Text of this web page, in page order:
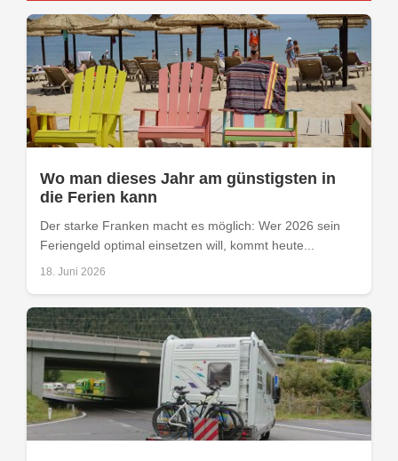
Wo man dieses Jahr am günstigsten in
die Ferien kann
Der starke Franken macht es möglich: Wer 2026 sein
Feriengeld optimal einsetzen will, kommt heute...
18. Juni 2026